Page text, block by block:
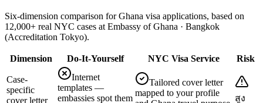
Six-dimension comparison for Ghana visa applications, based on
12,000+ real NYC cases at Embassy of Ghana · Bangkok
(Accreditation Tokyo).
Dimension Do-It-Yourself NYC Visa Service Risk
Case-
specific
cover letter
Internet
templates —
embassies spot them
Tailored cover letter
mapped to your profile
สูง